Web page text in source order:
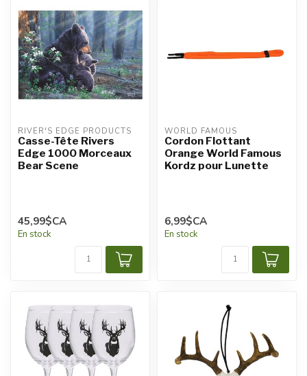
RIVER'S EDGE PRODUCTS
Casse-Tête Rivers
Edge 1000 Morceaux
Bear Scene
45,99$CA
En stock
WORLD FAMOUS
Cordon Flottant
Orange World Famous
Kordz pour Lunette
6,99$CA
En stock